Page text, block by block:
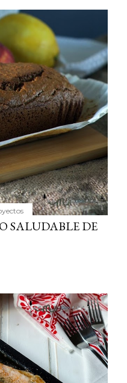
SALUDABLE DE